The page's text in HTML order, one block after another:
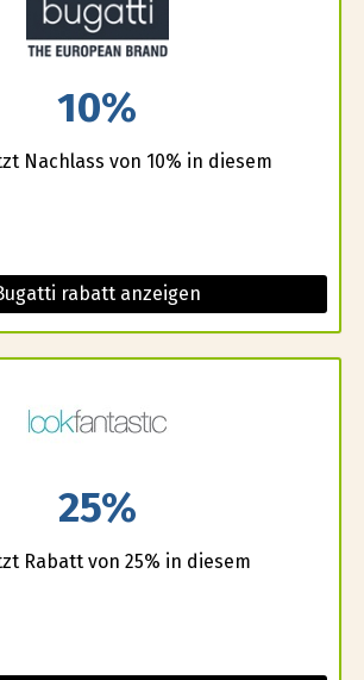
10%
Nachlass von 10% in diesem
rabatt anzeigen
25%
Rabatt von 25% in diesem